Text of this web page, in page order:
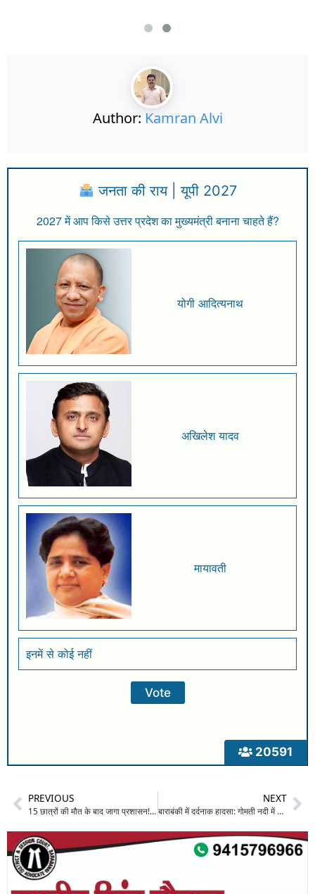
Author: Kamran Alvi
20591
जनता की राय | यूपी 2027
2027 में आप किसे उत्तर प्रदेश का मुख्यमंत्री बनाना चाहते हैं?
योगी आदित्यनाथ
अखिलेश यादव
मायावती
इनमें से कोई नहीं
PREVIOUS
15 छात्रों की मौत के बाद जागा प्रशासन! बाराबंकी में कोचिंग संस्थानों की जांच, अधिकारियों ने बताया “ऑल इज वेल”; जमीनी हकीकत पर उठे सवाल
NEXT
बाराबंकी में दर्दनाक हादसा: गोमती नदी में डूबने से दो सगे भाइयों की मौत, एक-दूसरे को बचाने की कोशिश बनी काल